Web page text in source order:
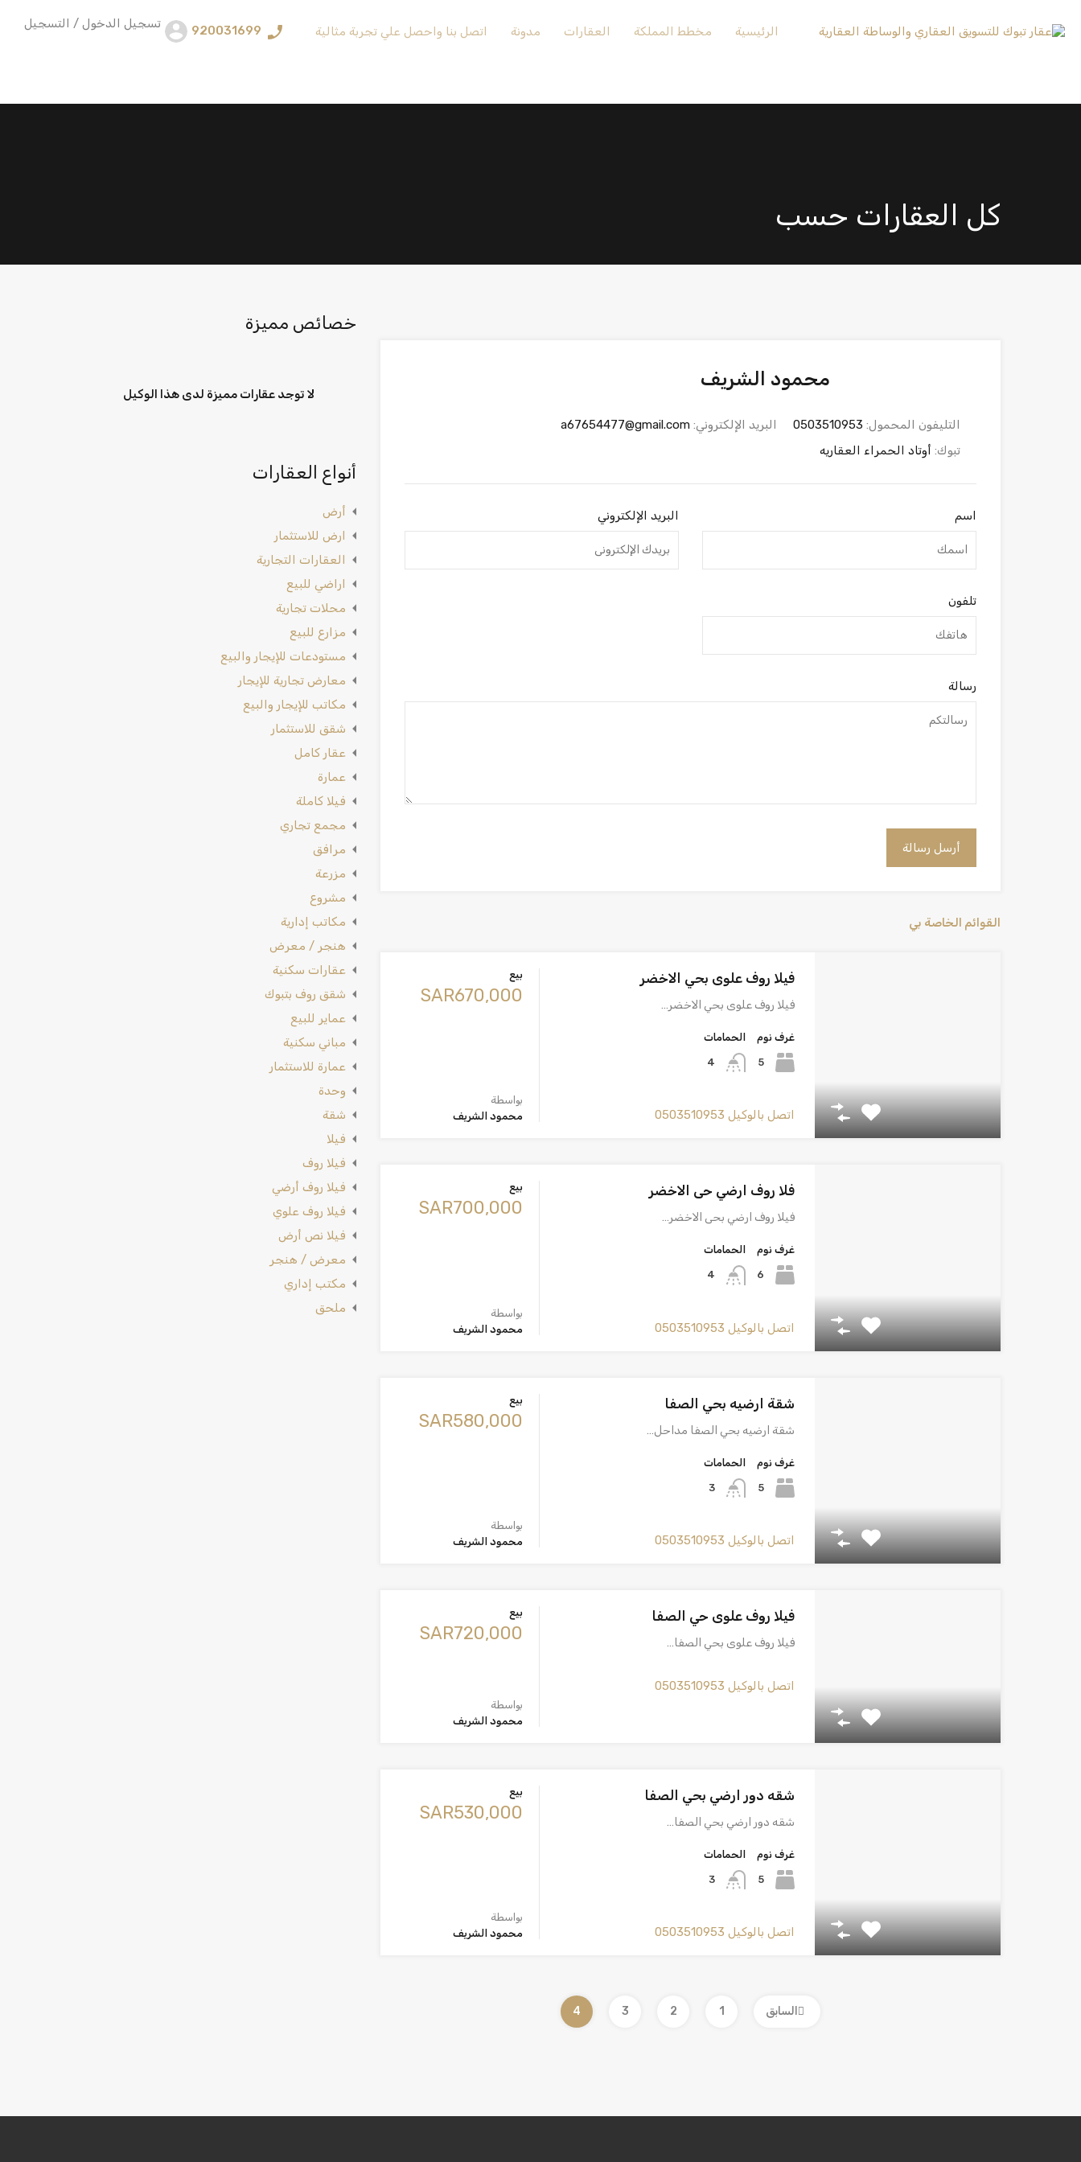
الرئيسية مخطط المملكة العقارات مدونة اتصل بنا واحصل علي تجربة مثالية 920031699
تسجيل الدخول / التسجيل
كل العقارات حسب
محمود الشريف
التليفون المحمول: 0503510953 البريد الإلكتروني: a67654477@gmail.com
تبوك: أوتاد الحمراء العقاريه
اسم البريد الإلكتروني
تلفون
رسالة
القوائم الخاصة بي
فيلا روف علوى بحي الاخضر
فيلا روف علوى بحي الاخضر…
غرف نوم
5
الحمامات
4
اتصل بالوكيل 0503510953
بيع
‪SAR670,000
بواسطة
محمود الشريف
فلا روف ارضي حى الاخضر
فيلا روف ارضي بحى الاخضر…
غرف نوم
6
الحمامات
4
اتصل بالوكيل 0503510953
بيع
‪SAR700,000
بواسطة
محمود الشريف
شقة ارضيه بحي الصفا
شقة ارضيه بحي الصفا مداحل…
غرف نوم
5
الحمامات
3
اتصل بالوكيل 0503510953
بيع
‪SAR580,000
بواسطة
محمود الشريف
فيلا روف علوى حي الصفا
فيلا روف علوى بحي الصفا…
اتصل بالوكيل 0503510953
بيع
‪SAR720,000
بواسطة
محمود الشريف
شقه دور ارضي بحي الصفا
شقه دور ارضي بحي الصفا…
غرف نوم
5
الحمامات
3
اتصل بالوكيل 0503510953
بيع
‪SAR530,000
بواسطة
محمود الشريف
السابق 1
2
3
4
خصائص مميزة
لا توجد عقارات مميزة لدى هذا الوكيل
أنواع العقارات
أرض
ارض للاستثمار
العقارات التجارية
اراضي للبيع
محلات تجارية
مزارع للبيع
مستودعات للإيجار والبيع
معارض تجارية للإيجار
مكاتب للإيجار والبيع
شقق للاستثمار
عقار كامل
عمارة
فيلا كاملة
مجمع تجاري
مرافق
مزرعة
مشروع
مكاتب إدارية
هنجر / معرض
عقارات سكنية
شقق روف بتبوك
عماير للبيع
مباني سكنية
عمارة للاستثمار
وحدة
شقة
فيلا
فيلا روف
فيلا روف أرضي
فيلا روف علوي
فيلا نص أرض
معرض / هنجر
مكتب إداري
ملحق